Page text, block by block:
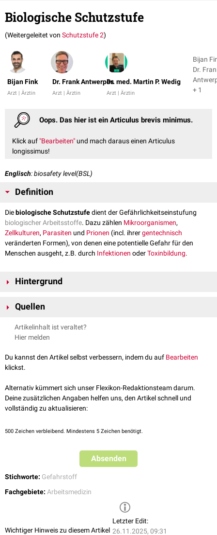
Biologische Schutzstufe
(Weitergeleitet von Schutzstufe 2)
Bijan Fink
Arzt | Ärztin
Dr. Frank Antwerpes
Arzt | Ärztin
Dr. med. Martin P. Wedig
Arzt | Ärztin
Bijan
Dr.
+ 1
Oops. Das hier ist ein Articulus brevis minimus.
Klick auf "Bearbeiten" und mach daraus einen Articulus
longissimus!
Englisch: biosafety level(BSL)
Definition
Diebiologische Schutzstufedient der Gefährlichkeitseinstufung
biologischer Arbeitsstoffe. Dazu zählen Mikroorganismen,
Zellkulturen, Parasiten und Prionen (incl. ihrergentechnisch
veränderten Formen), von denen eine potentielle Gefahr für den
Menschen ausgeht, z.B. durch Infektionen oderToxinbildung.
Hintergrund
2000/54/EG[1]und in der
bestimmte Schutzmaßnahmen treffen. Dafür werden die Laboratorien in
vier Schutzstufen eingeteilt.
Quellen
Artikelinhalt ist veraltet?
Hier melden
Du kannst den Artikel selbst verbessern, indem du auf Bearbeiten
klickst.
Alternativ kümmert sich unser Flexikon-Redaktionsteam darum.
Deine zusätzlichen Angaben helfen uns, den Artikel schnell und
vollständig zu aktualisieren:
500 Zeichen verbleibend. Mindestens 5 Zeichen benötigt.
Absenden
Stichworte: Gefahrstoff
Fachgebiete: Arbeitsmedizin
Wichtiger Hinweis zu diesem Artikel
Letzter Edit:
26.11.2025, 09:31